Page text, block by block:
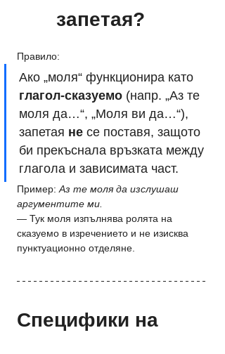
запетая?
Правило:
Ако „моля“ функционира като
глагол-сказуемо (напр. „Аз те
моля да…“, „Моля ви да…“),
запетая не се поставя, защото
би прекъснала връзката между
глагола и зависимата част.
Пример: Аз те моля да изслушаш
аргументите ми.
— Тук моля изпълнява ролята на
сказуемо в изречението и не изисква
пунктуационно отделяне.
Специфики на